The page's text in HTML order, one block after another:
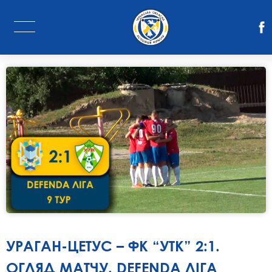
УРАГАН-ЦЕТУС – ФК “УТК” 2:1.
ОГЛЯД МАТЧУ. DEFENDA ЛІГА